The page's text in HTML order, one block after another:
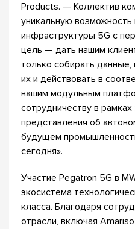
Products. — Коллектив
уникальную возможность
инфраструктуры 5G с
цель — дать нашим
только собирать данные,
их и действовать в
нашим модульным
сотрудничеству в
представления об
будущем
сегодня».
Участие Pegatron 5G в
экосистема
класса. Благодаря
отрасли, включая